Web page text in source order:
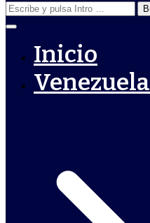
Buscar:
Inicio
Venezuela